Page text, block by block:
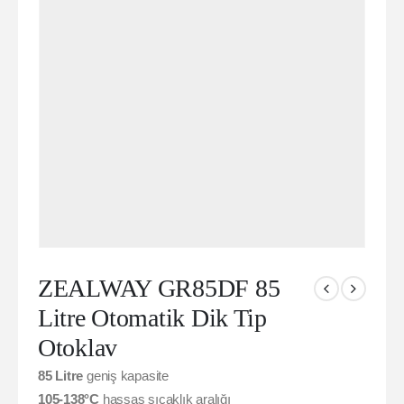
ZEALWAY GR85DF 85
Litre Otomatik Dik Tip
Otoklav
85 Litre geniş kapasite
105-138°C hassas sıcaklık aralığı